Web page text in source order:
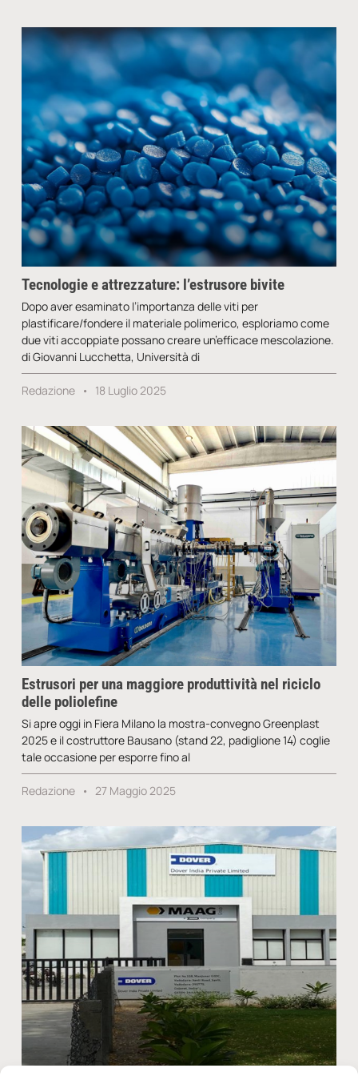
Tecnologie e attrezzature: l’estrusore bivite
Dopo aver esaminato l’importanza delle viti per
plastificare/fondere il materiale polimerico, esploriamo come
due viti accoppiate possano creare un’efficace mescolazione.
di Giovanni Lucchetta, Università di
Redazione 18 Luglio 2025
Estrusori per una maggiore produttività nel riciclo
delle poliolefine
Si apre oggi in Fiera Milano la mostra-convegno Greenplast
2025 e il costruttore Bausano (stand 22, padiglione 14) coglie
tale occasione per esporre fino al
Redazione 27 Maggio 2025